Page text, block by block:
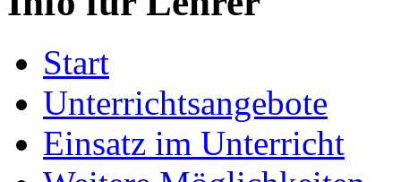
Start
Unterrichtsangebote
Einsatz im Unterricht